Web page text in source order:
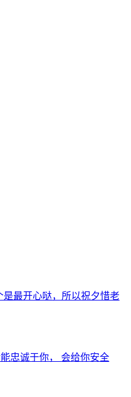
最开心哒，所以祝夕惜老
忠诚于你， 会给你安全